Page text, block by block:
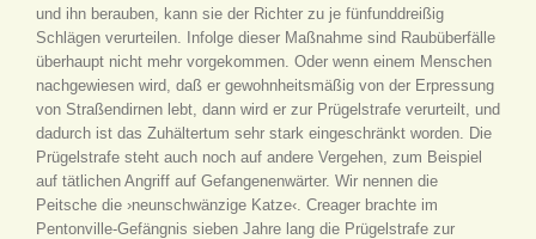
und ihn berauben, kann sie der Richter zu je fünfunddreißig
Schlägen verurteilen. Infolge dieser Maßnahme sind Raubüberfälle
überhaupt nicht mehr vorgekommen. Oder wenn einem Menschen
nachgewiesen wird, daß er gewohnheitsmäßig von der Erpressung
von Straßendirnen lebt, dann wird er zur Prügelstrafe verurteilt, und
dadurch ist das Zuhältertum sehr stark eingeschränkt worden. Die
Prügelstrafe steht auch noch auf andere Vergehen, zum Beispiel
auf tätlichen Angriff auf Gefangenenwärter. Wir nennen die
Peitsche die ›neunschwänzige Katze‹. Creager brachte im
Pentonville-Gefängnis sieben Jahre lang die Prügelstrafe zur